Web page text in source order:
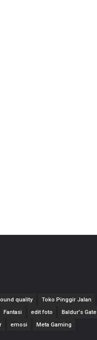
quality
Toko Pinggir Jalan
Fantasi edit foto
Baldur's Gate
emosi
Meta Gaming